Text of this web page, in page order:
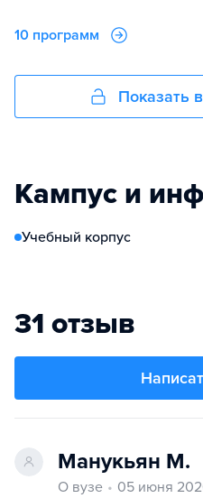
10 программ
Показать
Кампус и
Учебный корпус
31 отзыв
Манукьян М.
О вузе
05 июня